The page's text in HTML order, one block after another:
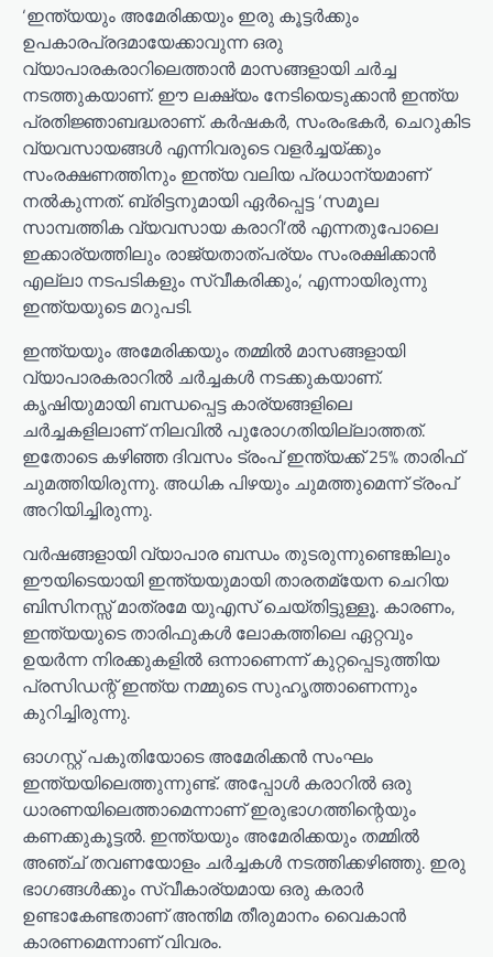
‘ഇന്ത്യയും അമേരിക്കയും ഇരു കൂട്ടർക്കും
ഉപകാരപ്രദമായേക്കാവുന്ന ഒരു
വ്യാപാരകരാറിലെത്താൻ മാസങ്ങളായി ചർച്ച
നടത്തുകയാണ്. ഈ ലക്ഷ്യം നേടിയെടുക്കാൻ ഇന്ത്യ
പ്രതിജ്ഞാബദ്ധരാണ്. കർഷകർ, സംരംഭകർ, ചെറുകിട
വ്യവസായങ്ങൾ എന്നിവരുടെ വളർച്ചയ്ക്കും
സംരക്ഷണത്തിനും ഇന്ത്യ വലിയ പ്രധാന്യമാണ്
നൽകുന്നത്. ബ്രിട്ടനുമായി ഏർപ്പെട്ട ‘സമൂല
സാമ്പത്തിക വ്യവസായ കരാറി’ൽ എന്നതുപോലെ
ഇക്കാര്യത്തിലും രാജ്യതാത്പര്യം സംരക്ഷിക്കാൻ
എല്ലാ നടപടികളും സ്വീകരിക്കും’, എന്നായിരുന്നു
ഇന്ത്യയുടെ മറുപടി.
ഇന്ത്യയും അമേരിക്കയും തമ്മിൽ മാസങ്ങളായി
വ്യാപാരകരാറിൽ ചർച്ചകൾ നടക്കുകയാണ്.
കൃഷിയുമായി ബന്ധപ്പെട്ട കാര്യങ്ങളിലെ
ചർച്ചകളിലാണ് നിലവിൽ പുരോഗതിയില്ലാത്തത്.
ഇതോടെ കഴിഞ്ഞ ദിവസം ട്രംപ് ഇന്ത്യക്ക് 25% താരിഫ്
ചുമത്തിയിരുന്നു. അധിക പിഴയും ചുമത്തുമെന്ന് ട്രംപ്
അറിയിച്ചിരുന്നു.
വർഷങ്ങളായി വ്യാപാര ബന്ധം തുടരുന്നുണ്ടെങ്കിലും
ഈയിടെയായി ഇന്ത്യയുമായി താരതമ്യേന ചെറിയ
ബിസിനസ്സ് മാത്രമേ യുഎസ് ചെയ്തിട്ടുള്ളൂ. കാരണം,
ഇന്ത്യയുടെ താരിഫുകൾ ലോകത്തിലെ ഏറ്റവും
ഉയർന്ന നിരക്കുകളിൽ ഒന്നാണെന്ന് കുറ്റപ്പെടുത്തിയ
പ്രസിഡന്റ് ഇന്ത്യ നമ്മുടെ സുഹൃത്താണെന്നും
കുറിച്ചിരുന്നു.
ഓഗസ്റ്റ് പകുതിയോടെ അമേരിക്കൻ സംഘം
ഇന്ത്യയിലെത്തുന്നുണ്ട്. അപ്പോൾ കരാറിൽ ഒരു
ധാരണയിലെത്താമെന്നാണ് ഇരുഭാഗത്തിന്റെയും
കണക്കുകൂട്ടൽ. ഇന്ത്യയും അമേരിക്കയും തമ്മിൽ
അഞ്ച് തവണയോളം ചർച്ചകൾ നടത്തിക്കഴിഞ്ഞു. ഇരു
ഭാഗങ്ങൾക്കും സ്വീകാര്യമായ ഒരു കരാർ
ഉണ്ടാകേണ്ടതാണ് അന്തിമ തീരുമാനം വൈകാൻ
കാരണമെന്നാണ് വിവരം.